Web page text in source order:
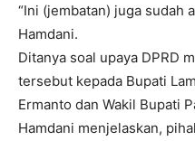
“Ini (jembatan) juga sudah
Hamdani.
Ditanya soal upaya DPRD
tersebut kepada Bupati
Ermanto dan Wakil Bupati
Hamdani menjelaskan,